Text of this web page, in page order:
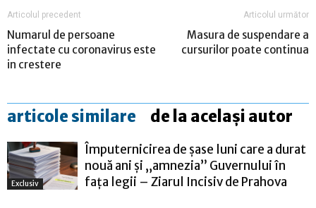
Articolul precedent
Numarul de persoane
infectate cu coronavirus este
in crestere
Articolul următor
Masura de suspendare a
cursurilor poate continua
articole similare de la același autor
Exclusiv
Împuternicirea de șase luni care a durat
nouă ani și „amnezia” Guvernului în
fața legii – Ziarul Incisiv de Prahova